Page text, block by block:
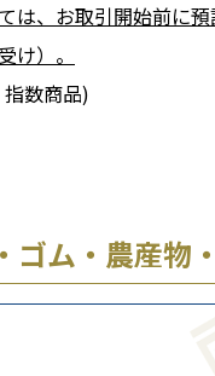
は、お取引開始前に
け）。
数商品)
ム・農産物